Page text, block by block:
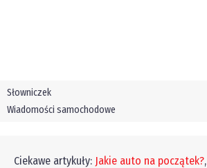
Słowniczek
Wiadomości samochodowe
Ciekawe artykuły: Jakie auto na początek?,